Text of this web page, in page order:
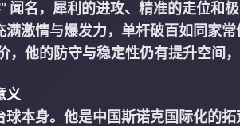
闻名，犀利的进攻、精准的走位和
满激情与爆发力，单杆破百如同家
，他的防守与稳定性仍有提升空间
义
球本身。他是中国斯诺克国际化的